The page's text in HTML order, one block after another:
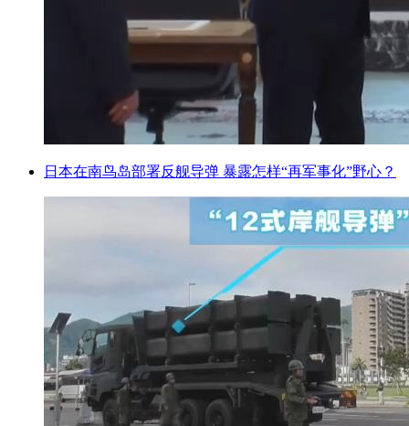
日本在南鸟岛部署反舰导弹 暴露怎样“再军事化”野心？